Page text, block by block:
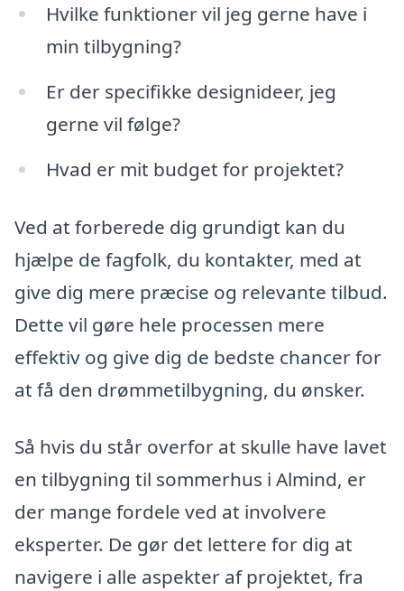
Hvilke funktioner vil jeg gerne have i
min tilbygning?
Er der specifikke designideer, jeg
gerne vil følge?
Hvad er mit budget for projektet?
Ved at forberede dig grundigt kan du
hjælpe de fagfolk, du kontakter, med at
give dig mere præcise og relevante tilbud.
Dette vil gøre hele processen mere
effektiv og give dig de bedste chancer for
at få den drømmetilbygning, du ønsker.
Så hvis du står overfor at skulle have lavet
en tilbygning til sommerhus i Almind, er
der mange fordele ved at involvere
eksperter. De gør det lettere for dig at
navigere i alle aspekter af projektet, fra